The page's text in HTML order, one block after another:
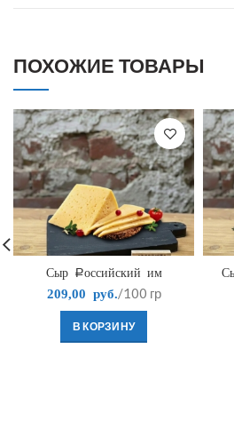
ПОХОЖИЕ ТОВАРЫ
Сыр Российский им
209,00 руб. /100 гр
В КОРЗИНУ